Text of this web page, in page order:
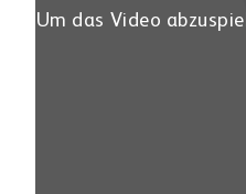
Um das Video